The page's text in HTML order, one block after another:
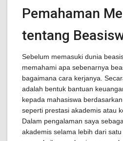
Pemahaman
tentang
Sebelum memasuki dunia
memahami apa sebenarnya
bagaimana cara kerjanya.
adalah bentuk bantuan
kepada mahasiswa
seperti prestasi akademis atau
Dalam pengalaman saya
akademis selama lebih dari